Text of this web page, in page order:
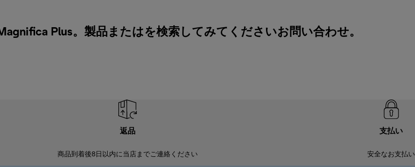
Plus。製品またはを検索してみてくださいお問い合わせ。
返品
商品到着後8日以内に当店までご連絡ください
支払い
安全なお支払い